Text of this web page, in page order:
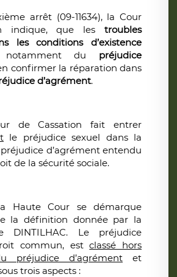
arrêt (09-11634), la Cour
indique, que les troubles
les conditions d’existence
notamment du préjudice
confirmer la réparation dans
d’agrément.
de Cassation fait entrer
le préjudice sexuel dans la
d’agrément entendu
de la sécurité sociale.
Haute Cour se démarque
la définition donnée par la
DINTILHAC. Le préjudice
commun, estclassé hors
préjudice d’agrément et
trois aspects :